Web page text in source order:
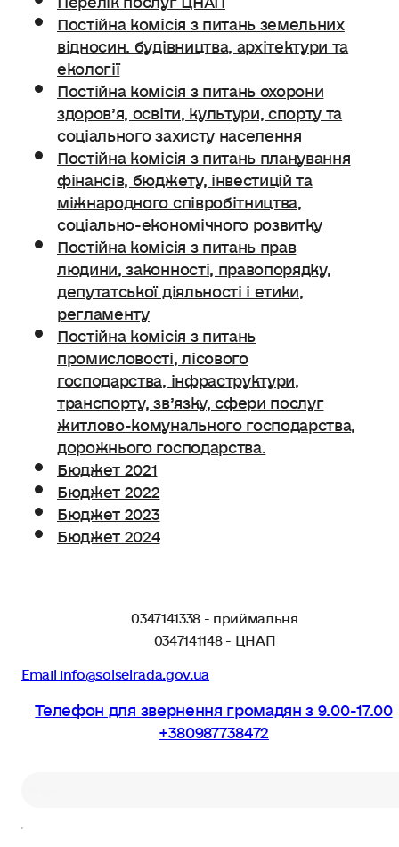
Постійна комісія з питань земельних
відносин. будівництва, архітектури та
екології
Постійна комісія з питань охорони
здоров’я, освіти, культури, спорту та
соціального захисту населення
Постійна комісія з питань планування
фінансів, бюджету, інвестицій та
міжнародного співробітництва,
соціально-економічного розвитку
Постійна комісія з питань прав
людини, законності, правопорядку,
депутатської діяльності і етики,
регламенту
Постійна комісія з питань
промисловості, лісового
господарства, інфраструктури,
транспорту, зв’язку, сфери послуг
житлово-комунального господарства,
дорожнього господарства.
Бюджет 2021
Бюджет 2022
Бюджет 2023
Бюджет 2024
0347141338 - приймальня
0347141148 - ЦНАП
Email info@solselrada.gov.ua
Телефон для звернення громадян з 9.00-17.00
+380987738472